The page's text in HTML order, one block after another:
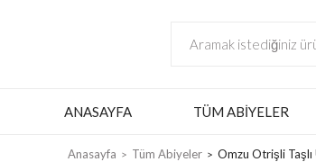
ANASAYFA TÜM ABIYELER
Anasayfa Tüm Abiyeler Omzu Otrişli Taşlı